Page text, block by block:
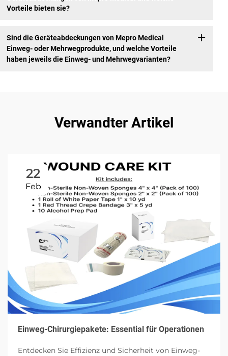
Vorteile bieten sie?
Sind die Geräteabdeckungen von Mepro Medical
Einweg- oder Mehrwegprodukte, und welche Vorteile
haben jeweils die Einweg- und Mehrwegvarianten?
Verwandter Artikel
22
Feb
Einweg-Chirurgiepakete: Essential für Operationen
Entdecken Sie Effizienz und Sicherheit von Einweg-